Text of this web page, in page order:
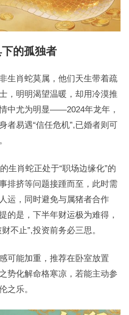
的孤独者
生肖蛇莫属，他们天生带着疏
，明明渴望温暖，却用冷漠推
中尤为明显——2024年龙年，
者易遇“信任危机”,已婚者则可
生肖蛇正处于“职场边缘化”的
排挤等问题接踵而至，此时需
运，同时避免与属猪者合作
的是，下半年财运极为难得，
不止”,投资前务必三思。
可能加重，推荐在卧室放置
势化解命格寒凉，若能主动参
之乐。